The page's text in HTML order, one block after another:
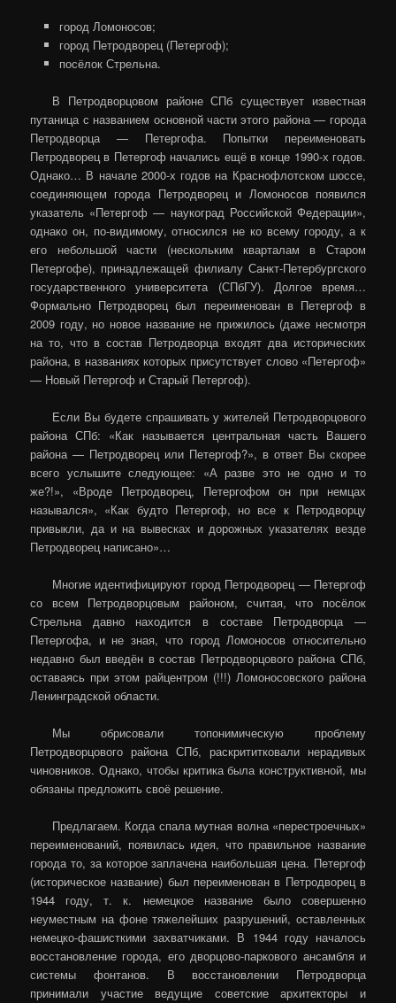
город Ломоносов;
город Петродворец (Петергоф);
посёлок Стрельна.
В Петродворцовом районе СПб существует известная
путаница с названием основной части этого района — города
Петродворца — Петергофа. Попытки переименовать
Петродворец в Петергоф начались ещё в конце 1990-х годов.
Однако… В начале 2000-х годов на Краснофлотском шоссе,
соединяющем города Петродворец и Ломоносов появился
указатель «Петергоф — наукоград Российской Федерации»,
однако он, по-видимому, относился не ко всему городу, а к
его небольшой части (нескольким кварталам в Старом
Петергофе), принадлежащей филиалу Санкт-Петербургского
государственного университета (СПбГУ). Долгое время…
Формально Петродворец был переименован в Петергоф в
2009 году, но новое название не прижилось (даже несмотря
на то, что в состав Петродворца входят два исторических
района, в названиях которых присутствует слово «Петергоф»
— Новый Петергоф и Старый Петергоф).
Если Вы будете спрашивать у жителей Петродворцового
района СПб: «Как называется центральная часть Вашего
района — Петродворец или Петергоф?», в ответ Вы скорее
всего услышите следующее: «А разве это не одно и то
же?!», «Вроде Петродворец, Петергофом он при немцах
назывался», «Как будто Петергоф, но все к Петродворцу
привыкли, да и на вывесках и дорожных указателях везде
Петродворец написано»…
Многие идентифицируют город Петродворец — Петергоф
со всем Петродворцовым районом, считая, что посёлок
Стрельна давно находится в составе Петродворца —
Петергофа, и не зная, что город Ломоносов относительно
недавно был введён в состав Петродворцового района СПб,
оставаясь при этом райцентром (!!!) Ломоносовского района
Ленинградской области.
Мы обрисовали топонимическую проблему
Петродворцового района СПб, раскрититковали нерадивых
чиновников. Однако, чтобы критика была конструктивной, мы
обязаны предложить своё решение.
Предлагаем. Когда спала мутная волна «перестроечных»
переименований, появилась идея, что правильное название
города то, за которое заплачена наибольшая цена. Петергоф
(историческое название) был переименован в Петродворец в
1944 году, т. к. немецкое название было совершенно
неуместным на фоне тяжелейших разрушений, оставленных
немецко-фашисткими захватчиками. В 1944 году началось
восстановление города, его дворцово-паркового ансамбля и
системы фонтанов. В восстановлении Петродворца
принимали участие ведущие советские архитекторы и